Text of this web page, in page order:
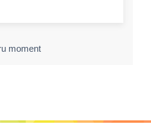
moment